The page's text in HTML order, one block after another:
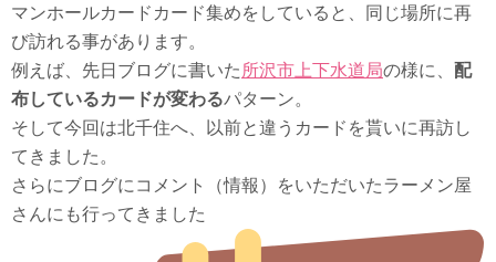
マンホールカードカード集めをしていると、同じ場所に再
び訪れる事があります。
例えば、先日ブログに書いた 所沢市上下水道局の様に、 配
布しているカードが変わるパターン。
そして今回は北千住へ、以前と違うカードを貰いに再訪し
てきました。
さらにブログにコメント（情報）をいただいたラーメン屋
さんにも行ってきました